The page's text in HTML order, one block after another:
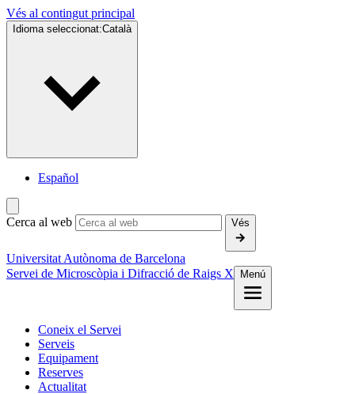
Vés al contingut principal
Idioma seleccionat:Català
Español
Cerca al web Vés
Universitat Autònoma de Barcelona
Servei de Microscòpia i Difracció de Raigs X
Menú
Coneix el Servei
Serveis
Equipament
Reserves
Actualitat